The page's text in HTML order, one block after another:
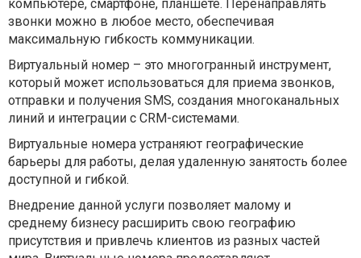
компьютере, смартфоне, планшете. Перенаправлять
звонки можно в любое место, обеспечивая
максимальную гибкость коммуникации.
Виртуальный номер – это многогранный инструмент,
который может использоваться для приема звонков,
отправки и получения SMS, создания многоканальных
линий и интеграции с CRM-системами.
Виртуальные номера устраняют географические
барьеры для работы, делая удаленную занятость более
доступной и гибкой.
Внедрение данной услуги позволяет малому и
среднему бизнесу расширить свою географию
присутствия и привлечь клиентов из разных частей